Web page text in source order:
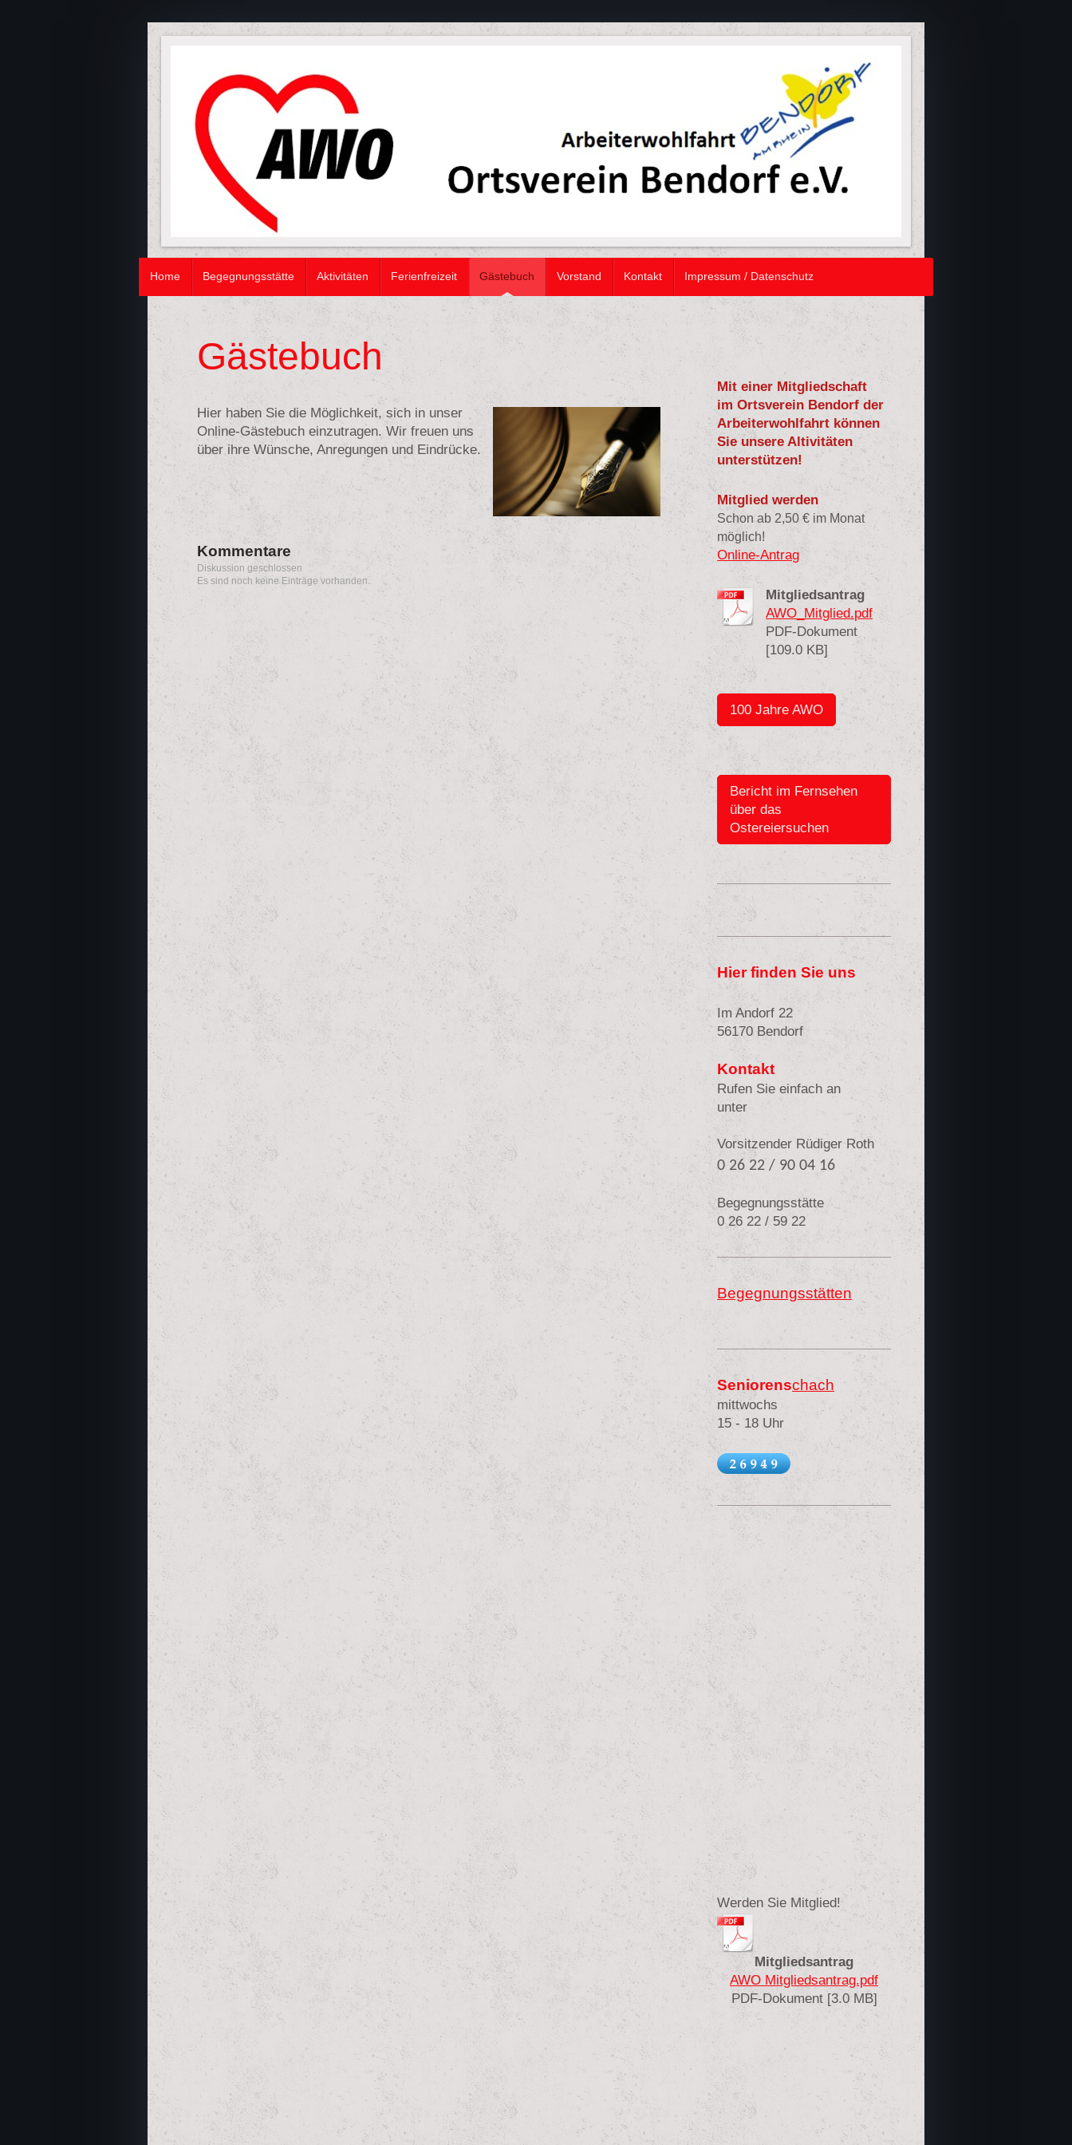
Home Begegnungsstätte Aktivitäten Ferienfreizeit Gästebuch Vorstand Kontakt Impressum / Datenschutz
Gästebuch
Hier haben Sie die Möglichkeit, sich in unser
Online-Gästebuch einzutragen. Wir freuen uns
über ihre Wünsche, Anregungen und Eindrücke.
Kommentare
Diskussion geschlossen
Es sind noch keine Einträge vorhanden.
Mit einer Mitgliedschaft
im Ortsverein Bendorf der
Arbeiterwohlfahrt können
Sie unsere Altivitäten
unterstützen!
Mitglied werden
Schon ab 2,50 € im Monat
möglich!
Online-Antrag
Mitgliedsantrag
AWO_Mitglied.pdf
PDF-Dokument
[109.0 KB]
100 Jahre AWO
Bericht im Fernsehen
über das
Ostereiersuchen
Hier finden Sie uns
Im Andorf 22
56170 Bendorf
Kontakt
Rufen Sie einfach an
unter
Vorsitzender Rüdiger Roth
0 26 22 / 90 04 16
Begegnungsstätte
0 26 22 / 59 22
Begegnungsstätten
Seniorenschach
mittwochs
15 - 18 Uhr
Werden Sie Mitglied!
Mitgliedsantrag
AWO Mitgliedsantrag.pdf
PDF-Dokument [3.0 MB]